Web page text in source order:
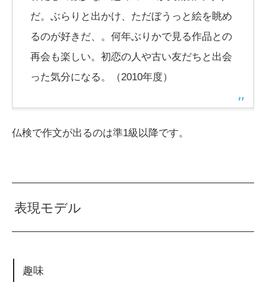
だ。ぶらりと出かけ、ただぼうっと絵を眺め
るのが好きだ、。何年ぶりかで見る作品との
再会も楽しい。初恋の人や古い友だちと出会
った気分になる。（2010年度）
仏検で作文が出るのは準1級以降です。
表現モデル
趣味